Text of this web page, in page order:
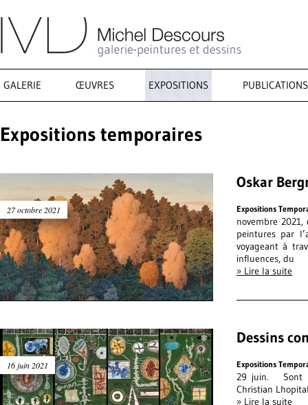
GALERIE ŒUVRES EXPOSITIONS PUBLICATIONS
Expositions temporaires
27 octobre 2021
Oskar
Expositions
novembre
peintures par
voyageant à
influences, du
» Lire la suite
16 juin 2021
Dessins
Expositions
29 juin. Sont
Christian
» Lire la suite